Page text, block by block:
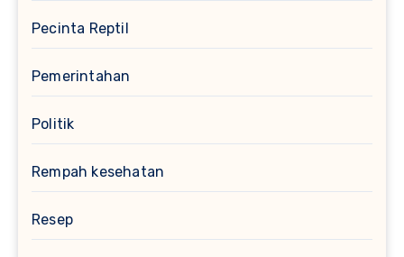
Pecinta Reptil
Pemerintahan
Politik
Rempah kesehatan
Resep